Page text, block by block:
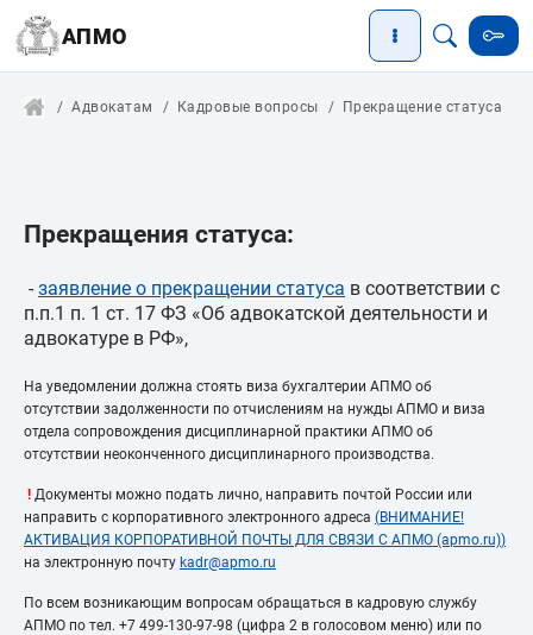
АПМО
Адвокатам Кадровые вопросы Прекращение статуса
Прекращения статуса:
-заявление о прекращении статуса в соответствии с
п.п.1 п. 1 ст. 17 ФЗ «Об адвокатской деятельности и
адвокатуре в РФ»,
На уведомлении должна стоять виза бухгалтерии АПМО об
отсутствии задолженности по отчислениям на нужды АПМО и виза
отдела сопровождения дисциплинарной практики АПМО об
отсутствии неоконченного дисциплинарного производства.
! Документы можно подать лично, направить почтой России или
направить с корпоративного электронного адреса (ВНИМАНИЕ!
АКТИВАЦИЯ КОРПОРАТИВНОЙ ПОЧТЫ ДЛЯ СВЯЗИ С АПМО (apmo.ru))
на электронную почту kadr@apmo.ru
По всем возникающим вопросам обращаться в кадровую службу
АПМО по тел. +7 499-130-97-98 (цифра 2 в голосовом меню) или по